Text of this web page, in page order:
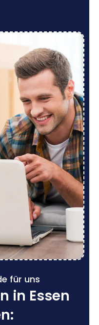
für uns
in Essen